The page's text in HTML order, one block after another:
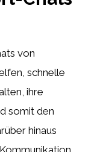
von
schnelle
ihre
somit den
hinaus